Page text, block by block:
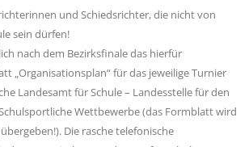
und Schiedsrichter, die nicht von
sein dürfen!
nach dem Bezirksfinale das hierfür
„Organisationsplan“ für das jeweilige Turnier
Landesamt für Schule – Landesstelle für den
Wettbewerbe (das Formblatt wird
Die rasche telefonische